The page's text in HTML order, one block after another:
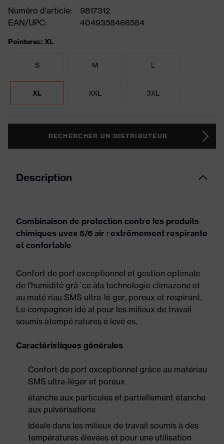
Numéro d'article:
9817312
EAN/UPC:
4049358466584
Pointures: XL
S M L
XL XXL 3XL
RECHERCHER UN DISTRIBUTEUR
Description
Combinaison de protection contre les produits
chimiques uvex 5/6 air : extrêmement respirante
et confortable
Confort de port exceptionnel et gestion optimale
de l'humidité grâ´ce àla technologie climazone et
au maté riau SMS ultra-lé ger, poreux et respirant.
Le compagnon idé al pour les milieux de travail
soumis àtempé ratures é levé es.
Caractéristiques générales
Confort de port exceptionnel grâce au matériau
SMS ultra-léger et poreux
étanche aux particules et partiellement étanche
aux pulvérisations
Idéale dans les milieux de travail soumis à des
températures élevées et pour une utilisation